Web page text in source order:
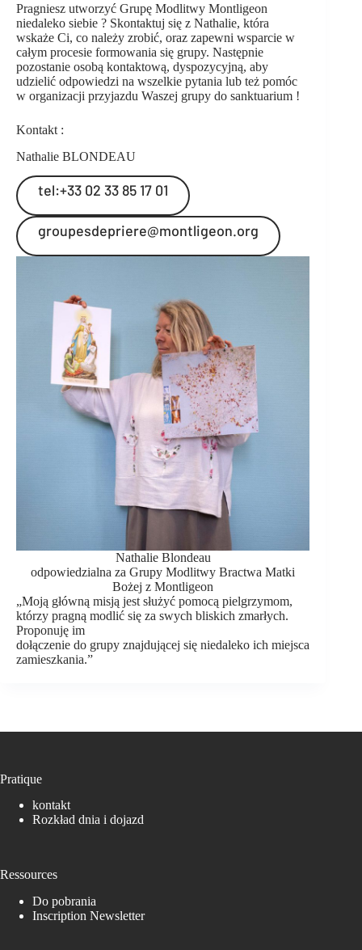
Pragniesz utworzyć Grupę Modlitwy Montligeon
niedaleko siebie ? Skontaktuj się z Nathalie, która
wskaże Ci, co należy zrobić, oraz zapewni wsparcie w
całym procesie formowania się grupy. Następnie
pozostanie osobą kontaktową, dyspozycyjną, aby
udzielić odpowiedzi na wszelkie pytania lub też pomóc
w organizacji przyjazdu Waszej grupy do sanktuarium !
Kontakt :
Nathalie BLONDEAU
tel:+33 02 33 85 17 01
groupesdepriere@montligeon.org
Nathalie Blondeau
odpowiedzialna za Grupy Modlitwy Bractwa Matki
Bożej z Montligeon
„Moją główną misją jest służyć pomocą pielgrzymom,
którzy pragną modlić się za swych bliskich zmarłych.
Proponuję im
dołączenie do grupy znajdującej się niedaleko ich miejsca
zamieszkania.”
Pratique
kontakt
Rozkład dnia i dojazd
Ressources
Do pobrania
Inscription Newsletter